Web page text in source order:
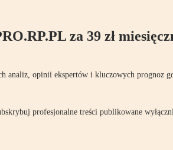
za 39 zł
analiz, opinii ekspertów i kluczowych prognoz
profesjonalne treści publikowane